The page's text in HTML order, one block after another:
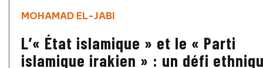
MOHAMAD EL-JABI
L’« État islamique » et le « Parti
islamique irakien » : un défi